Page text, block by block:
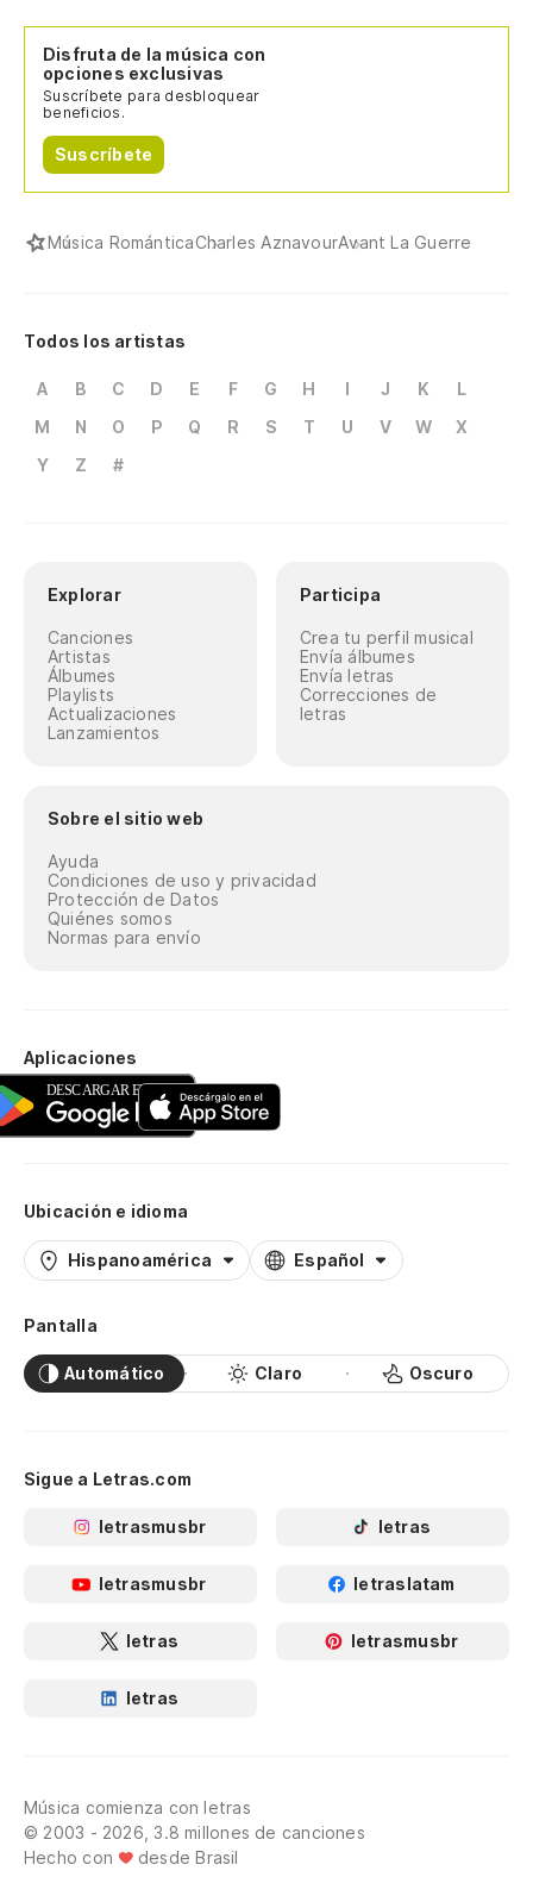
Disfruta de la música con
opciones exclusivas
Suscríbete para desbloquear
beneficios.
Suscríbete
Música RománticaCharles AznavourAvant La Guerre
Todos los artistas
A B C D E F G H I J K
L
M
N O P Q R S T U V W
X
Y
Z #
Explorar
Canciones
Artistas
Álbumes
Playlists
Actualizaciones
Lanzamientos
Participa
Crea tu perfil musical
Envía álbumes
Envía letras
Correcciones de
letras
Sobre el sitio web
Ayuda
Condiciones de uso y privacidad
Protección de Datos
Quiénes somos
Normas para envío
Aplicaciones
Ubicación e idioma
Hispanoamérica Español
Pantalla
Automático Claro Oscuro
Sigue a Letras.com
letrasmusbr letras
letrasmusbr letraslatam
letras letrasmusbr
letras
Música comienza con letras
© 2003 - 2026, 3.8 millones de canciones
Hecho con
desde Brasil